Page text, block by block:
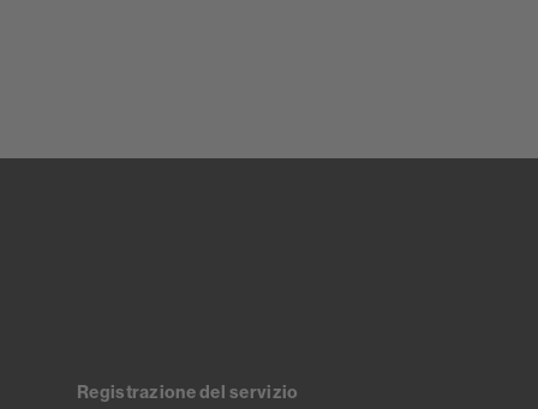
Registrazione del servizio